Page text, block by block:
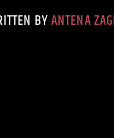
BYANTENA